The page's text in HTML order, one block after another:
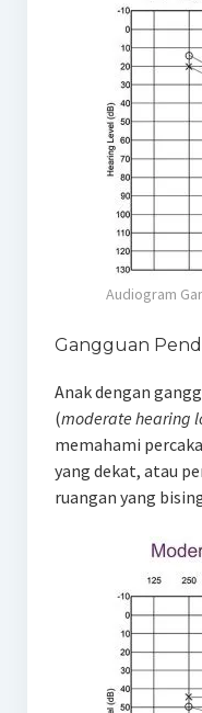
Audiogram
Gangguan
Anak dengan
(moderate hearing
memahami
yang dekat, atau
ruangan yang